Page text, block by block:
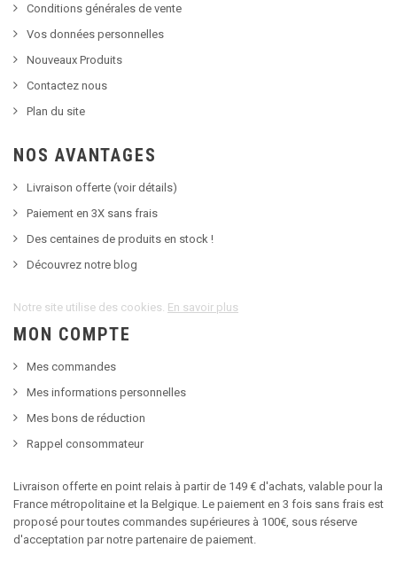
Conditions générales de vente
Vos données personnelles
Nouveaux Produits
Contactez nous
Plan du site
NOS AVANTAGES
Livraison offerte (voir détails)
Paiement en 3X sans frais
Des centaines de produits en stock !
Découvrez notre blog
Notre site utilise des cookies. En savoir plus
MON COMPTE
Mes commandes
Mes informations personnelles
Mes bons de réduction
Rappel consommateur
Livraison offerte en point relais à partir de 149 € d'achats, valable pour la
France métropolitaine et la Belgique. Le paiement en 3 fois sans frais est
proposé pour toutes commandes supérieures à 100€, sous réserve
d'acceptation par notre partenaire de paiement.